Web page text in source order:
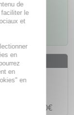
partir de 30€
de
le
et
en
en
en